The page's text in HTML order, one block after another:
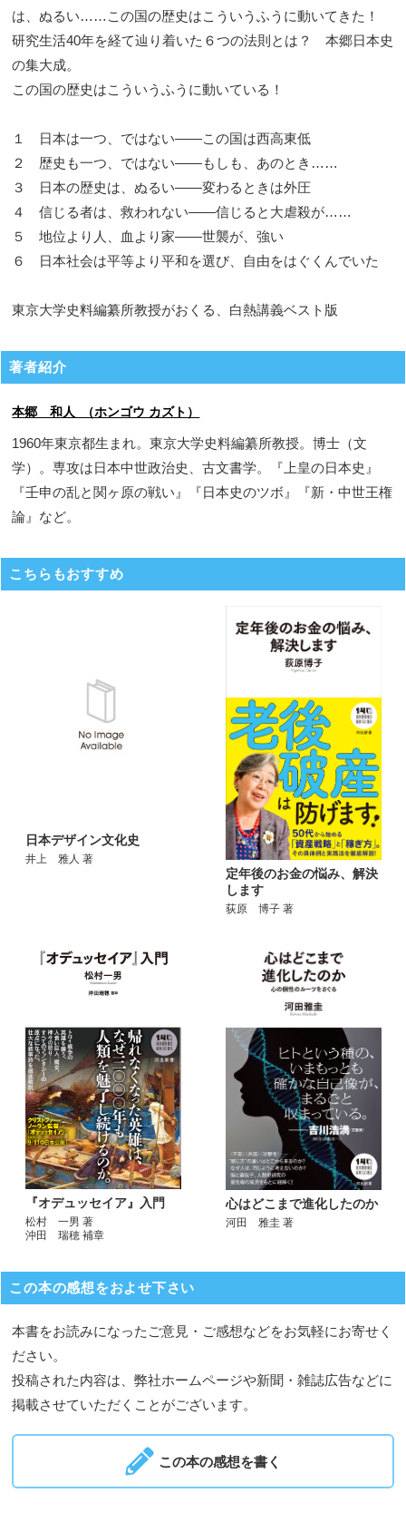
は、ぬるい……この国の歴史はこういうふうに動いてきた！
研究生活40年を経て辿り着いた６つの法則とは？ 本郷日本史
の集大成。
この国の歴史はこういうふうに動いている！
１ 日本は一つ、ではない――この国は西高東低
２ 歴史も一つ、ではない――もしも、あのとき……
３ 日本の歴史は、ぬるい――変わるときは外圧
４ 信じる者は、救われない――信じると大虐殺が……
５ 地位より人、血より家――世襲が、強い
６ 日本社会は平等より平和を選び、自由をはぐくんでいた
東京大学史料編纂所教授がおくる、白熱講義ベスト版
著者紹介
本郷 和人 （ホンゴウ カズト）
1960年東京都生まれ。東京大学史料編纂所教授。博士（文
学）。専攻は日本中世政治史、古文書学。『上皇の日本史』
『壬申の乱と関ヶ原の戦い』『日本史のツボ』『新・中世王権
論』など。
こちらもおすすめ
日本デザイン文化史
井上 雅人 著
定年後のお金の悩み、解決
します
荻原 博子 著
『オデュッセイア』入門
松村 一男 著
沖田 瑞穂 補章
心はどこまで進化したのか
河田 雅圭 著
この本の感想をおよせ下さい
本書をお読みになったご意見・ご感想などをお気軽にお寄せく
ださい。
投稿された内容は、弊社ホームページや新聞・雑誌広告などに
掲載させていただくことがございます。
この本の感想を書く